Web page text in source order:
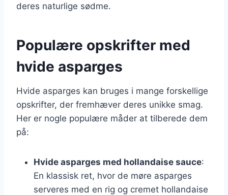
deres naturlige sødme.
Populære opskrifter med
hvide asparges
Hvide asparges kan bruges i mange forskellige
opskrifter, der fremhæver deres unikke smag.
Her er nogle populære måder at tilberede dem
på:
Hvide asparges med hollandaise sauce:
En klassisk ret, hvor de møre asparges
serveres med en rig og cremet hollandaise